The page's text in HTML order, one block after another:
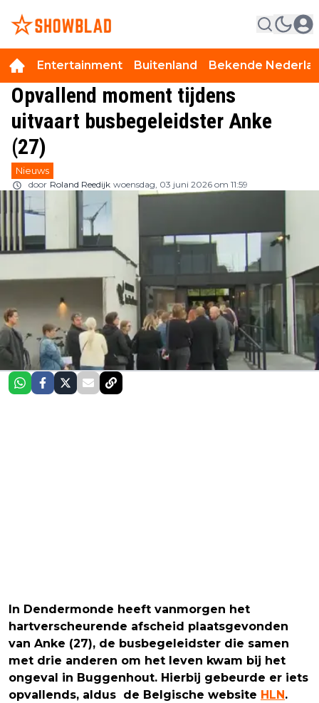
Entertainment Buitenland Bekende
Opvallend moment tijdens
uitvaart busbegeleidster Anke
(27)
Nieuws
door Roland Reedijk woensdag, 03 juni 2026 om 11:59
In Dendermonde heeft vanmorgen het
hartverscheurende afscheid plaatsgevonden
van Anke (27), de busbegeleidster die samen
met drie anderen om het leven kwam bij het
ongeval in Buggenhout. Hierbij gebeurde er iets
opvallends, aldus de Belgische website HLN .